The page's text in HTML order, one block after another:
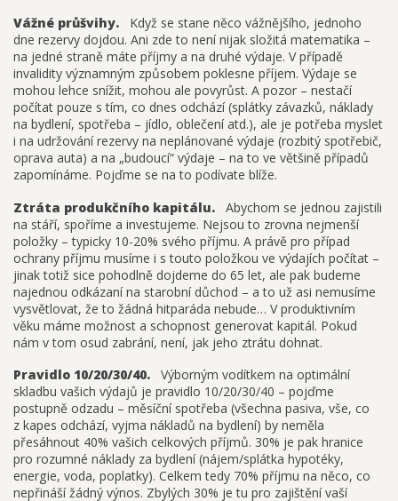
Vážné průšvihy. Když se stane něco vážnějšího, jednoho
dne rezervy dojdou. Ani zde to není nijak složitá matematika –
na jedné straně máte příjmy a na druhé výdaje. V případě
invalidity významným způsobem poklesne příjem. Výdaje se
mohou lehce snížit, mohou ale povyrůst. A pozor – nestačí
počítat pouze s tím, co dnes odchází (splátky závazků, náklady
na bydlení, spotřeba – jídlo, oblečení atd.), ale je potřeba myslet
i na udržování rezervy na neplánované výdaje (rozbitý spotřebič,
oprava auta) a na „budoucí“ výdaje – na to ve většině případů
zapomínáme. Pojďme se na to podívate blíže.
Ztráta produkčního kapitálu. Abychom se jednou zajistili
na stáří, spoříme a investujeme. Nejsou to zrovna nejmenší
položky – typicky 10-20% svého příjmu. A právě pro případ
ochrany příjmu musíme i s touto položkou ve výdajích počítat –
jinak totiž sice pohodlně dojdeme do 65 let, ale pak budeme
najednou odkázaní na starobní důchod – a to už asi nemusíme
vysvětlovat, že to žádná hitparáda nebude… V produktivním
věku máme možnost a schopnost generovat kapitál. Pokud
nám v tom osud zabrání, není, jak jeho ztrátu dohnat.
Pravidlo 10/20/30/40. Výborným vodítkem na optimální
skladbu vašich výdajů je pravidlo 10/20/30/40 – pojďme
postupně odzadu – měsíční spotřeba (všechna pasiva, vše, co
z kapes odchází, vyjma nákladů na bydlení) by neměla
přesáhnout 40% vašich celkových příjmů. 30% je pak hranice
pro rozumné náklady za bydlení (nájem/splátka hypotéky,
energie, voda, poplatky). Celkem tedy 70% příjmu na něco, co
nepřináší žádný výnos. Zbylých 30% je tu pro zajištění vaší